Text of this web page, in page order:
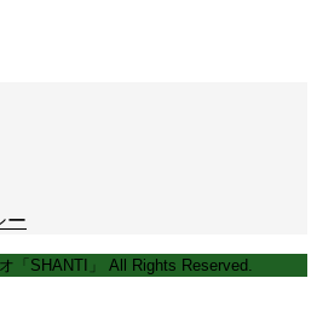
ー
「SHANTI」 All Rights Reserved.